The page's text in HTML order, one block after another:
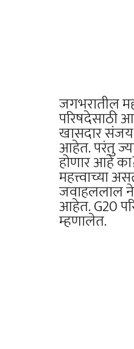
जगभरातील
परिषदेसाठी
खासदार संजय
आहेत. परंतु
होणार आहे
महत्त्वाच्या
जवाहललाल
आहेत. G20
म्हणालेत.